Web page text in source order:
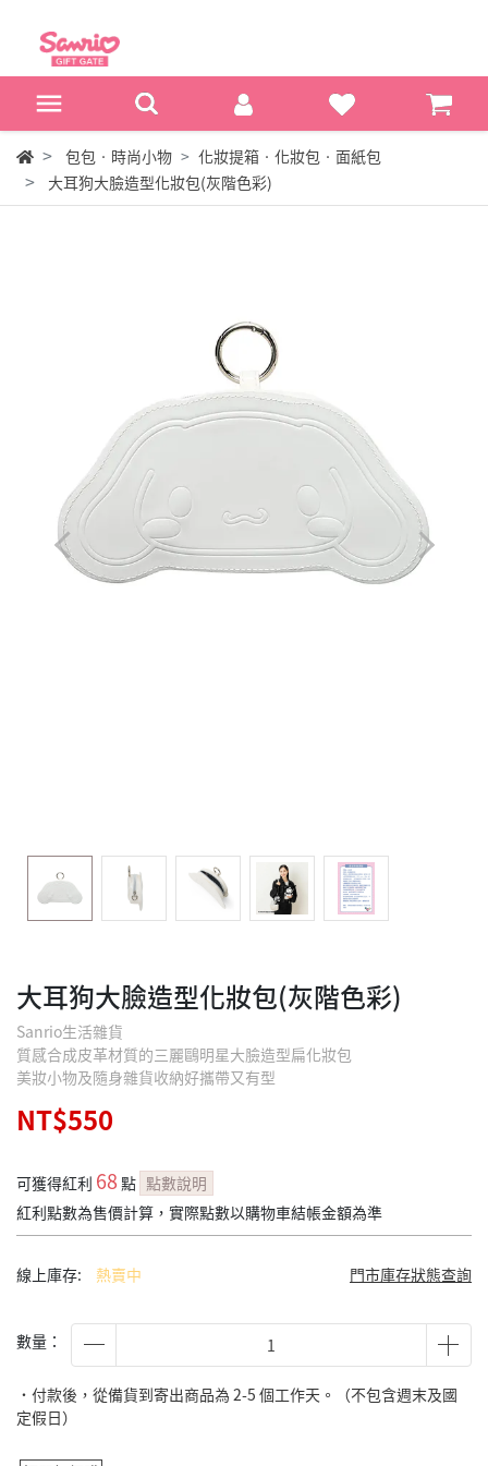
包包‧時尚小物
化妝提箱‧化妝包‧面紙包
大耳狗大臉造型化妝包(灰階色彩)
大耳狗大臉造型化妝包(灰階色彩)
Sanrio生活雜貨
質感合成皮革材質的三麗鷗明星大臉造型扁化妝包
美妝小物及隨身雜貨收納好攜帶又有型
NT$550
可獲得紅利 68 點 點數說明
紅利點數為售價計算，實際點數以購物車結帳金額為準
線上庫存: 熱賣中 門市庫存狀態查詢
數量：
˙付款後，從備貨到寄出商品為 2-5 個工作天。（不包含週末及國
定假日）